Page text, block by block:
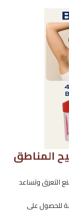
تفتيح المناطق
التعرق وتساعد
للحصول على